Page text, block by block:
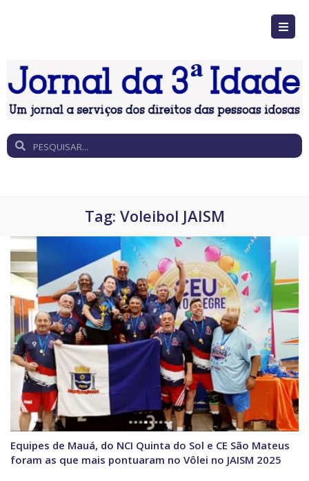
Tag: Voleibol JAISM
Equipes de Mauá, do NCI Quinta do Sol e CE São Mateus
foram as que mais pontuaram no Vôlei no JAISM 2025